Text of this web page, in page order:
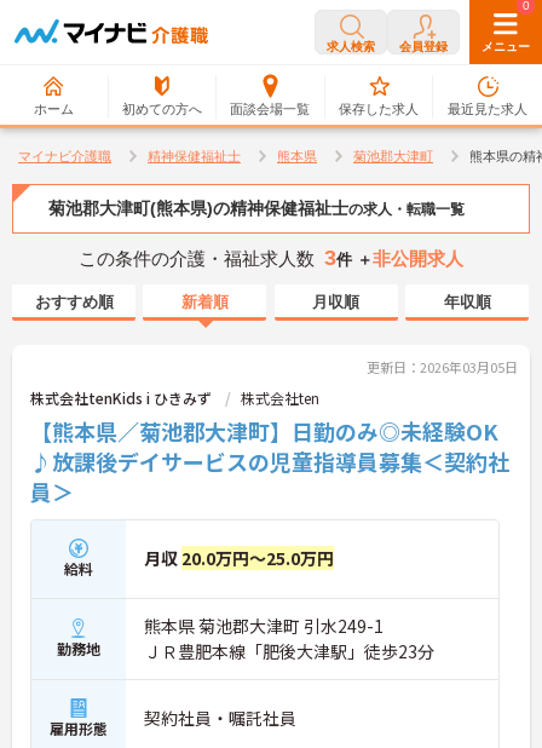
求人検索 会員登録 メニュー
ホーム 初めての方へ 面談会場一覧
0
保存した求人
0
最近見た求人
マイナビ介護職 精神保健福祉士 熊本県 菊池郡大津町 熊本県の精
菊池郡大津町(熊本県)の精神保健福祉士の求人・転職一覧
この条件の介護・福祉求人数 3件 ＋非公開求人
おすすめ順 新着順 月収順 年収順
更新日：2026年03月05日
株式会社tenKids i ひきみず 株式会社ten
【熊本県／菊池郡大津町】日勤のみ◎未経験OK
♪放課後デイサービスの児童指導員募集＜契約社
員＞
給料 月収 20.0万円～25.0万円
勤務地
熊本県 菊池郡大津町 引水249-1
ＪＲ豊肥本線「肥後大津駅」徒歩23分
雇用形態 契約社員・嘱託社員